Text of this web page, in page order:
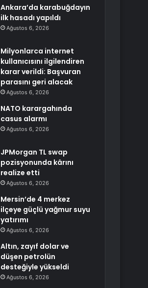
Ankara’da karabuğdayın
ilk hasadı yapıldı
Ağustos 6, 2026
Milyonlarca internet
kullanıcısını ilgilendiren
karar verildi: Başvuran
parasını geri alacak
Ağustos 6, 2026
NATO karargahında
casus alarmı
Ağustos 6, 2026
JPMorgan TL swap
pozisyonunda kârını
realize etti
Ağustos 6, 2026
Mersin’de 4 merkez
ilçeye güçlü yağmur suyu
yatırımı
Ağustos 6, 2026
Altın, zayıf dolar ve
düşen petrolün
desteğiyle yükseldi
Ağustos 6, 2026